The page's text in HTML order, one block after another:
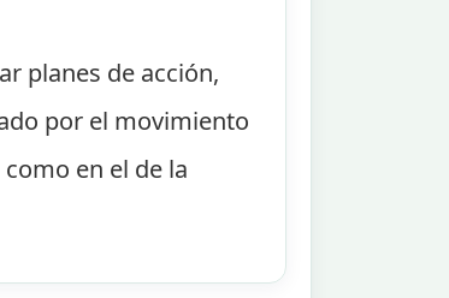
planes de acción,
por el movimiento
en el de la